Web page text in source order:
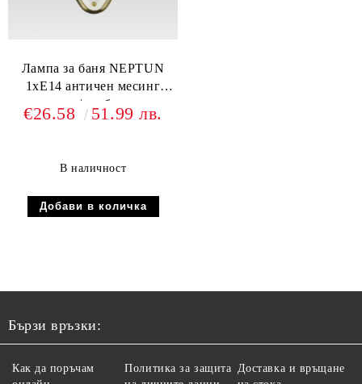
Лампа за баня NEPTUN
1xE14 античен месинг
сатен / алабастър
€26.58 51.99 лв.
В наличност
Бързи връзки:
Как да поръчам
Политика за защита Доставка и връщане